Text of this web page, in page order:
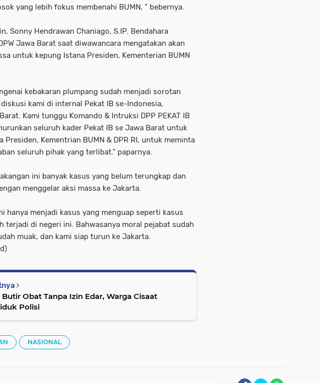
yang lebih fokus membenahi BUMN, " bebernya.
Sonny Hendrawan Chaniago, S.IP. Bendahara
Jawa Barat saat diwawancara mengatakan akan
untuk kepung Istana Presiden, Kementerian BUMN
kebakaran plumpang sudah menjadi sorotan
kami di internal Pekat IB se-Indonesia,
Kami tunggu Komando & Intruksi DPP PEKAT IB
seluruh kader Pekat IB se Jawa Barat untuk
Presiden, Kementrian BUMN & DPR RI, untuk meminta
seluruh pihak yang terlibat." paparnya.
ini banyak kasus yang belum terungkap dan
menggelar aksi massa ke Jakarta.
hanya menjadi kasus yang menguap seperti kasus
terjadi di negeri ini. Bahwasanya moral pejabat sudah
muak, dan kami siap turun ke Jakarta.
Obat Tanpa Izin Edar, Warga Cisaat
Polisi
NASIONAL